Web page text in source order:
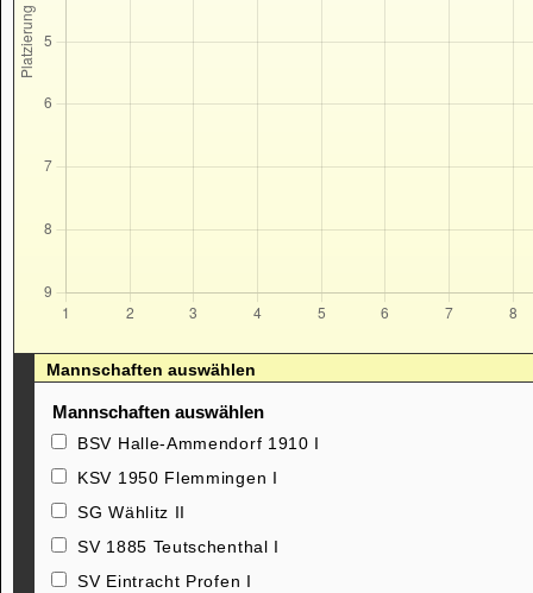
Mannschaften auswählen
Mannschaften auswählen
BSV Halle-Ammendorf 1910 I
KSV 1950 Flemmingen I
SG Wählitz II
SV 1885 Teutschenthal I
SV Eintracht Profen I